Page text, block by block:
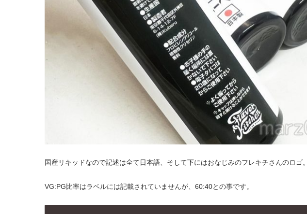
国産リキッドなので記述は全て日本語、そして下にはおなじみのフレキチさんのロゴ。
VG:PG比率はラベルには記載されていませんが、60:40との事です。